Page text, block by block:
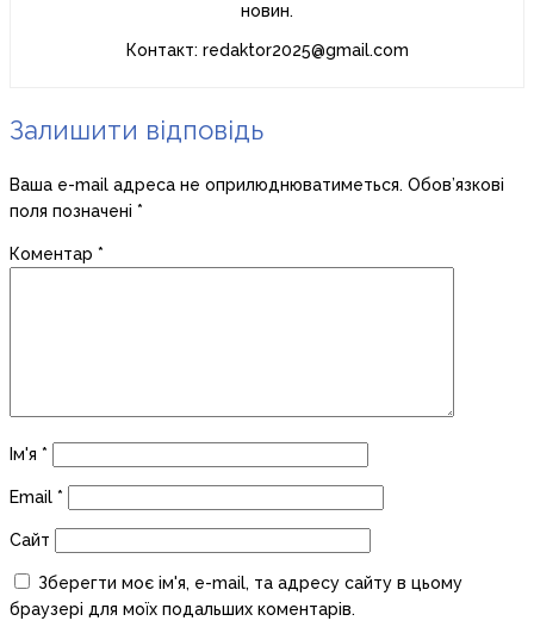
новин.
Контакт: redaktor2025@gmail.com
Залишити відповідь
Ваша e-mail адреса не оприлюднюватиметься. Обов’язкові
поля позначені *
Коментар *
Ім'я *
Email *
Сайт
Зберегти моє ім'я, e-mail, та адресу сайту в цьому
браузері для моїх подальших коментарів.